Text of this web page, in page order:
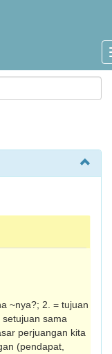
~nya?; 2. = tujuan
sama
perjuangan kita
(pendapat,